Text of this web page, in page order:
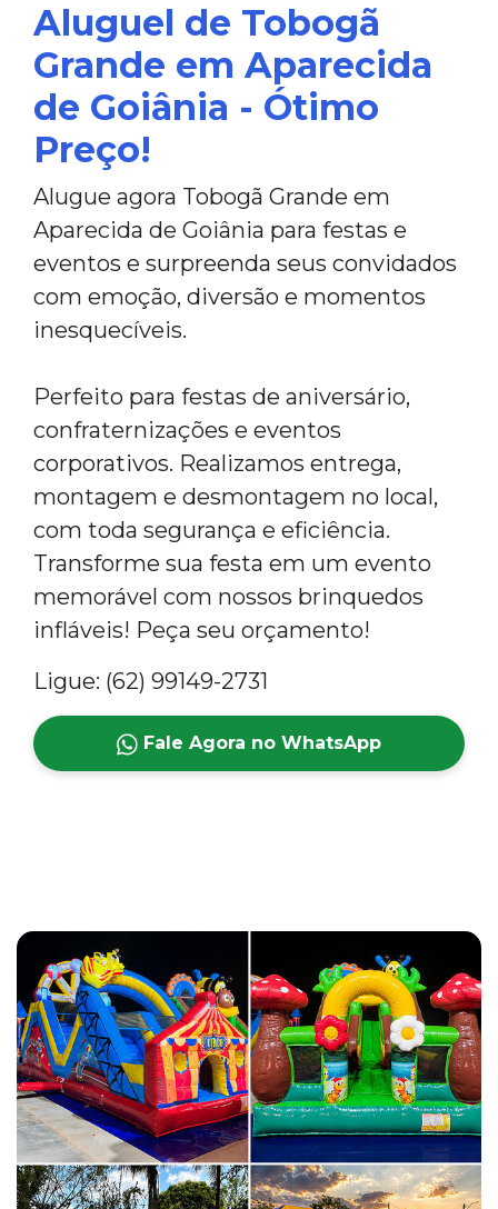
Aluguel de Tobogã
Grande em Aparecida
de Goiânia - Ótimo
Preço!
Alugue agora Tobogã Grande em
Aparecida de Goiânia para festas e
eventos e surpreenda seus convidados
com emoção, diversão e momentos
inesquecíveis.
Perfeito para festas de aniversário,
confraternizações e eventos
corporativos. Realizamos entrega,
montagem e desmontagem no local,
com toda segurança e eficiência.
Transforme sua festa em um evento
memorável com nossos brinquedos
infláveis! Peça seu orçamento!
Ligue: (62) 99149-2731
Fale Agora no WhatsApp